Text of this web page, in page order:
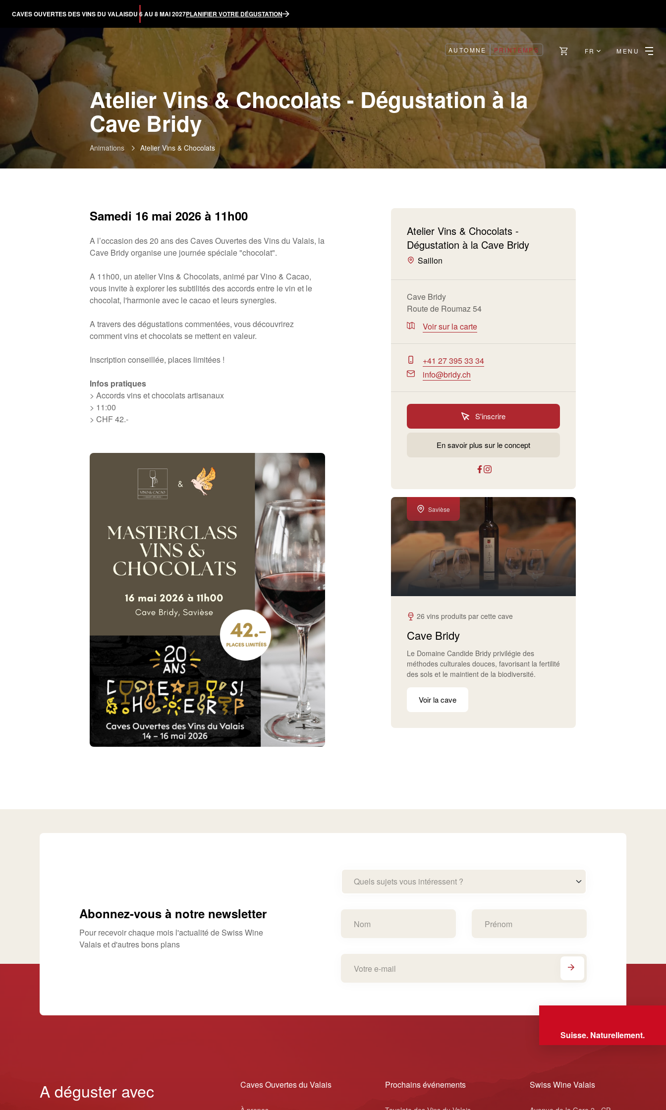
CAVES OUVERTES DES VINS DU VALAISDU 6 AU 8 MAI 2027PLANIFIER VOTRE DÉGUSTATION
AUTOMNE PRINTEMPS FR MENU
Atelier Vins & Chocolats - Dégustation à la
Cave Bridy
Animations Atelier Vins & Chocolats
Samedi 16 mai 2026 à 11h00
A l’occasion des 20 ans des Caves Ouvertes des Vins du Valais, la
Cave Bridy organise une journée spéciale "chocolat".
A 11h00, un atelier Vins & Chocolats, animé par Vino & Cacao,
vous invite à explorer les subtilités des accords entre le vin et le
chocolat, l'harmonie avec le cacao et leurs synergies.
A travers des dégustations commentées, vous découvrirez
comment vins et chocolats se mettent en valeur.
Inscription conseillée, places limitées !
Infos pratiques
> Accords vins et chocolats artisanaux
> 11:00
> CHF 42.-
Atelier Vins & Chocolats -
Dégustation à la Cave Bridy
Saillon
Cave Bridy
Route de Roumaz 54
Voir sur la carte
+41 27 395 33 34
info@bridy.ch
S'inscrire
En savoir plus sur le concept
Savièse
26 vins produits par cette cave
Cave Bridy
Le Domaine Candide Bridy privilégie des
méthodes culturales douces, favorisant la fertilité
des sols et le maintient de la biodiversité.​
Voir la cave
Abonnez-vous à notre newsletter
Pour recevoir chaque mois l'actualité de Swiss Wine
Valais et d'autres bons plans
Quels sujets vous intéressent ?
Suisse. Naturellement.
A déguster avec
Caves Ouvertes du Valais Prochains événements Swiss Wine Valais